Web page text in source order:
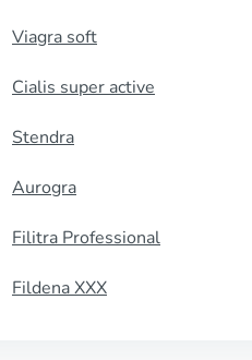
Viagra soft
Cialis super active
Stendra
Aurogra
Filitra Professional
Fildena XXX